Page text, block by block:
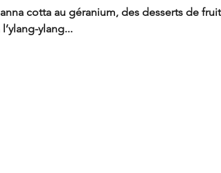
cotta au géranium, des desserts de
ylang...